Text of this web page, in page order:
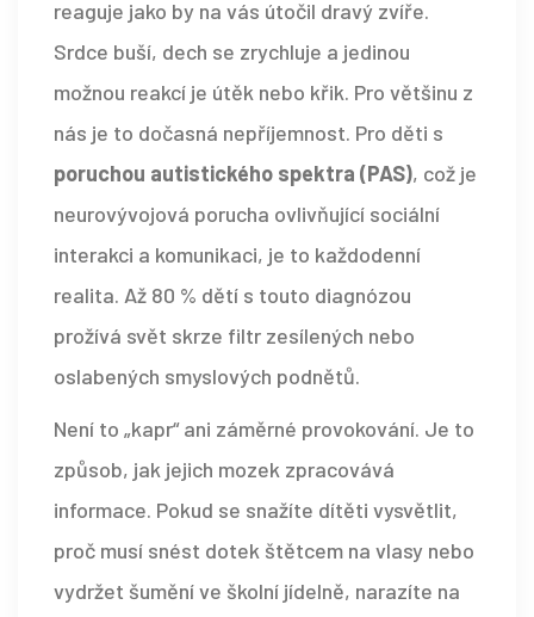
reaguje jako by na vás útočil dravý zvíře.
Srdce buší, dech se zrychluje a jedinou
možnou reakcí je útěk nebo křik. Pro většinu z
nás je to dočasná nepříjemnost. Pro děti s
poruchou autistického spektra (PAS), což je
neurovývojová porucha ovlivňující sociální
interakci a komunikaci, je to každodenní
realita. Až 80 % dětí s touto diagnózou
prožívá svět skrze filtr zesílených nebo
oslabených smyslových podnětů.
Není to „kapr“ ani záměrné provokování. Je to
způsob, jak jejich mozek zpracovává
informace. Pokud se snažíte dítěti vysvětlit,
proč musí snést dotek štětcem na vlasy nebo
vydržet šumění ve školní jídelně, narazíte na